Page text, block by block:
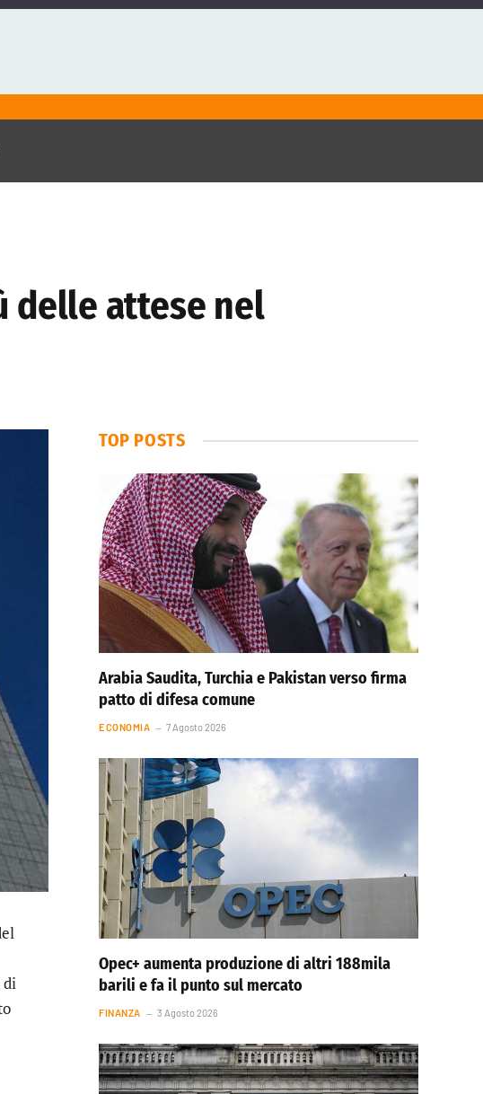
delle attese nel
di
TOP POSTS
Arabia Saudita, Turchia e Pakistan verso firma
patto di difesa comune
ECONOMIA 7 Agosto 2026
Opec+ aumenta produzione di altri 188mila
barili e fa il punto sul mercato
FINANZA 3 Agosto 2026